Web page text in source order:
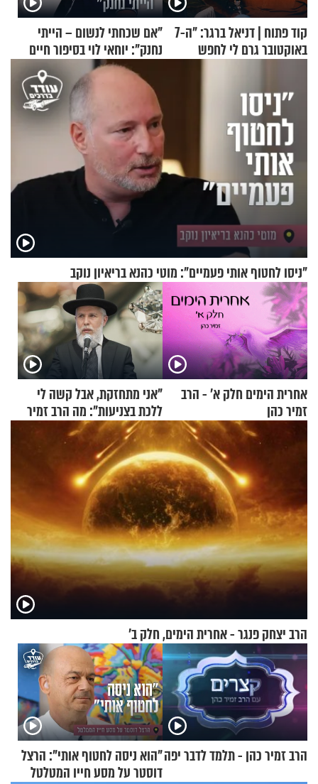
קוד פתוח | דניאל ברגר: "ה-7
באוקטובר גרם לי לחפש
"אם שכחתי לנשום – הייתי
נחנק": יוחאי לוי בסיפור חיים
מעורר השראה
"ניסו לחטוף אותי פעמיים": מוטי כהנא בריאיון נוקב
אחרית הימים חלק א’ - הרב
זמיר כהן
"אני מתחזקת, אבל קשה לי
ללכת בצניעות": מה הרב זמיר
כהן המליץ לה לעשות?
הרב יצחק פנגר - אחרית הימים, חלק ב’
הרב זמיר כהן - תלמד לדבר יפה"הוא ניסה לחטוף אותי": הרצל
דוסטר על מסע חייו המטלטל